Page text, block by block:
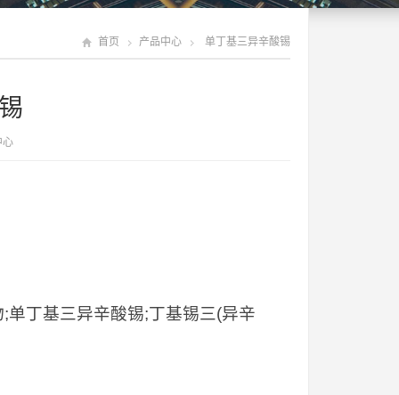
首页 产品中心 单丁基三异辛酸锡
心
丁基三异辛酸锡;丁基锡三(异辛